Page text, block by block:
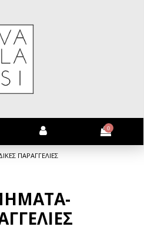
0
ΠΑΡΑΓΓΕΛΙΕΣ